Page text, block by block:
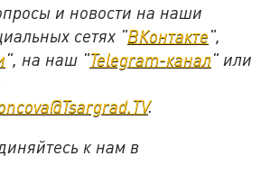
и новости на наши
сетях "ВКонтакте",
", на наш "Telegram-канал" или
.
к нам в